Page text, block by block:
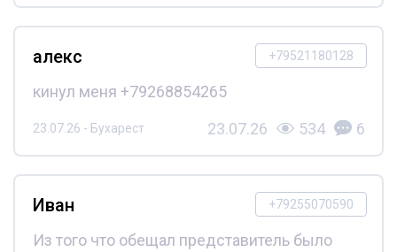
+79521180128
алекс
кинул меня +79268854265
23.07.26 - Бухарест 23.07.26 534 6
+79255070590
Иван
Из того что обещал представитель было